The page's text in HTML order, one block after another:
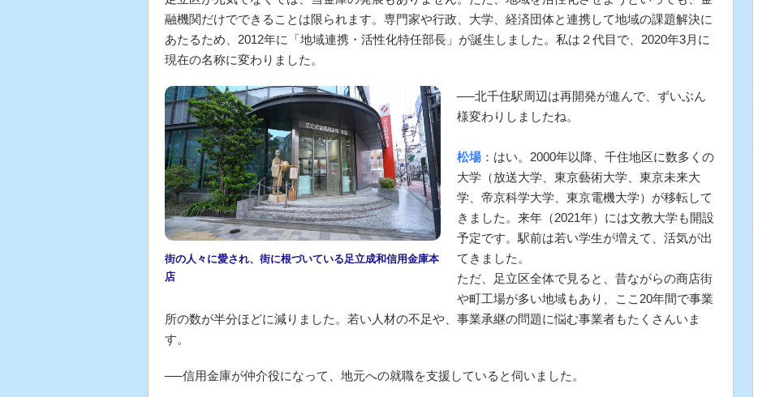
融機関だけでできることは限られます。専門家や行政、大学、経済団体と連携して地域の課題解決に
あたるため、2012年に「地域連携・活性化特任部長」が誕生しました。私は２代目で、2020年3月に
現在の名称に変わりました。
街の人々に愛され、街に根づいている足立成和信用金庫本
店
──北千住駅周辺は再開発が進んで、ずいぶん
様変わりしましたね。
松場：はい。2000年以降、千住地区に数多くの
大学（放送大学、東京藝術大学、東京未来大
学、帝京科学大学、東京電機大学）が移転して
きました。来年（2021年）には文教大学も開設
予定です。駅前は若い学生が増えて、活気が出
てきました。
ただ、足立区全体で見ると、昔ながらの商店街
や町工場が多い地域もあり、ここ20年間で事業
所の数が半分ほどに減りました。若い人材の不足や、事業承継の問題に悩む事業者もたくさんいま
す。
──信用金庫が仲介役になって、地元への就職を支援していると伺いました。